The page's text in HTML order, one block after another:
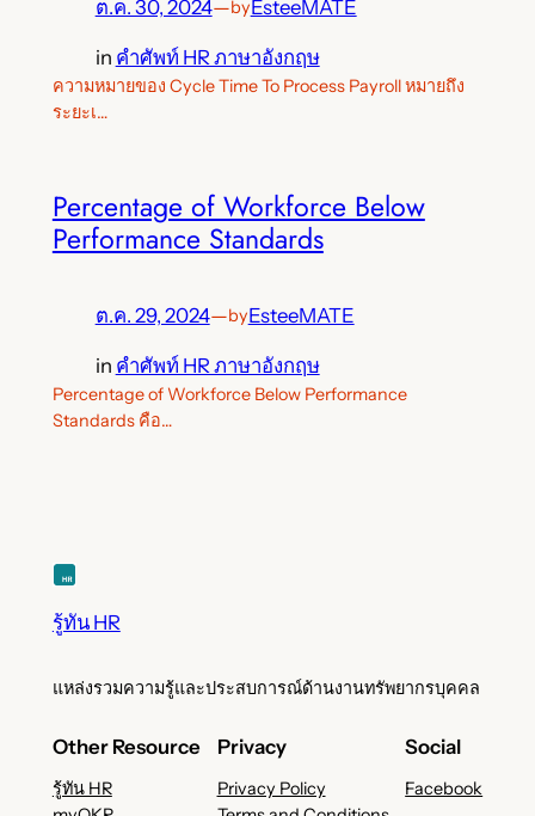
ต.ค. 30, 2024—byEsteeMATE
in คำศัพท์ HR ภาษาอังกฤษ
ความหมายของ Cycle Time To Process Payroll หมายถึง
ระยะเ…
Percentage of Workforce Below
Performance Standards
ต.ค. 29, 2024—byEsteeMATE
in คำศัพท์ HR ภาษาอังกฤษ
Percentage of Workforce Below Performance
Standards คือ…
รู้ทัน HR
แหล่งรวมความรู้และประสบการณ์ด้านงานทรัพยากรบุคคล
Other Resource
รู้ทัน HR
Privacy
Privacy Policy
Social
Facebook